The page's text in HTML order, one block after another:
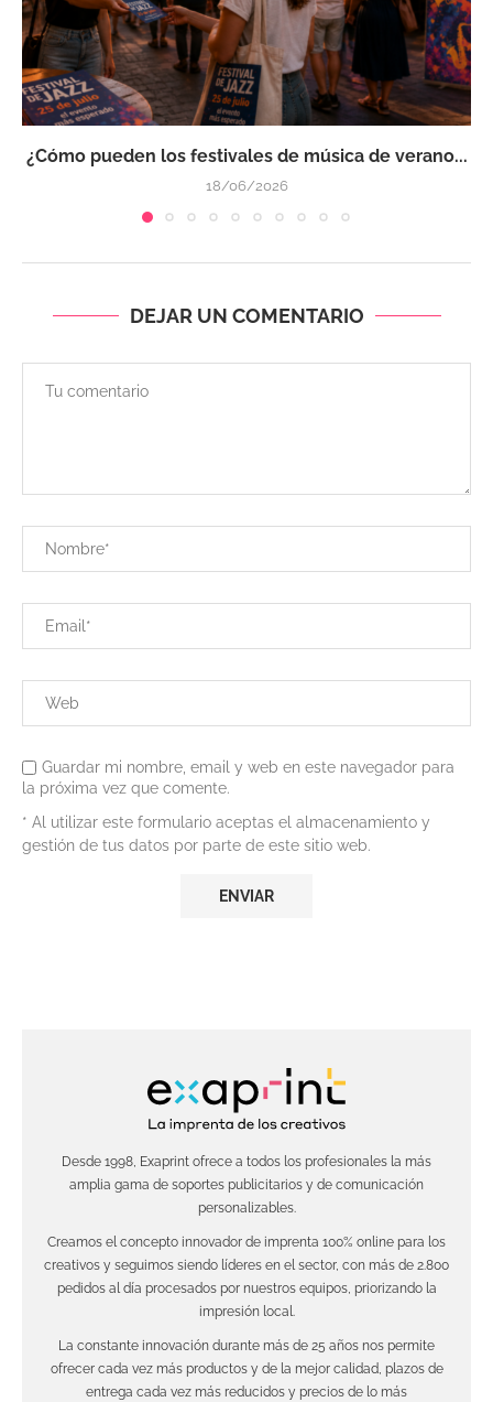
¿Cómo pueden los festivales de música de verano...
18/06/2026
DEJAR UN COMENTARIO
Guardar mi nombre, email y web en este navegador para
la próxima vez que comente.
* Al utilizar este formulario aceptas el almacenamiento y
gestión de tus datos por parte de este sitio web.
Desde 1998, Exaprint ofrece a todos los profesionales la más
amplia gama de soportes publicitarios y de comunicación
personalizables.
Creamos el concepto innovador de imprenta 100% online para los
creativos y seguimos siendo líderes en el sector, con más de 2.800
pedidos al día procesados por nuestros equipos, priorizando la
impresión local.
La constante innovación durante más de 25 años nos permite
ofrecer cada vez más productos y de la mejor calidad, plazos de
entrega cada vez más reducidos y precios de lo más